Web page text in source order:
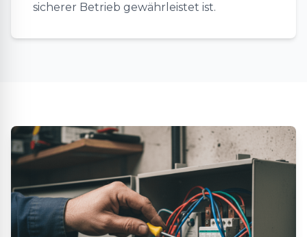
sicherer Betrieb gewährleistet ist.